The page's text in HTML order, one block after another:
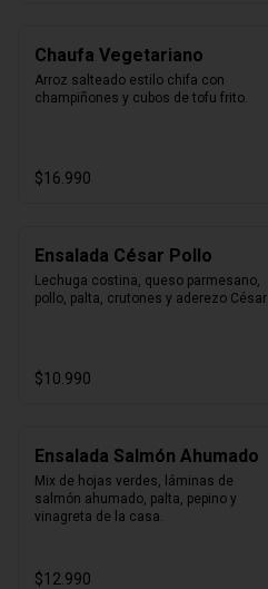
Chaufa Vegetariano
Arroz salteado estilo chifa con
champiñones y cubos de tofu frito.
$16.990
Ensalada César Pollo
Lechuga costina, queso parmesano,
pollo, palta, crutones y aderezo César
$10.990
Ensalada Salmón Ahumado
Mix de hojas verdes, láminas de
salmón ahumado, palta, pepino y
vinagreta de la casa.
$12.990